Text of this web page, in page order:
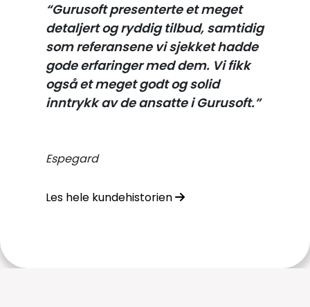
“Gurusoft presenterte et meget
detaljert og ryddig tilbud, samtidig
som referansene vi sjekket hadde
gode erfaringer med dem. Vi fikk
også et meget godt og solid
inntrykk av de ansatte i Gurusoft.”
Espegard
Les hele kundehistorien